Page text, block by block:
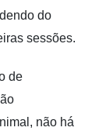
do
sessões.
de
não há